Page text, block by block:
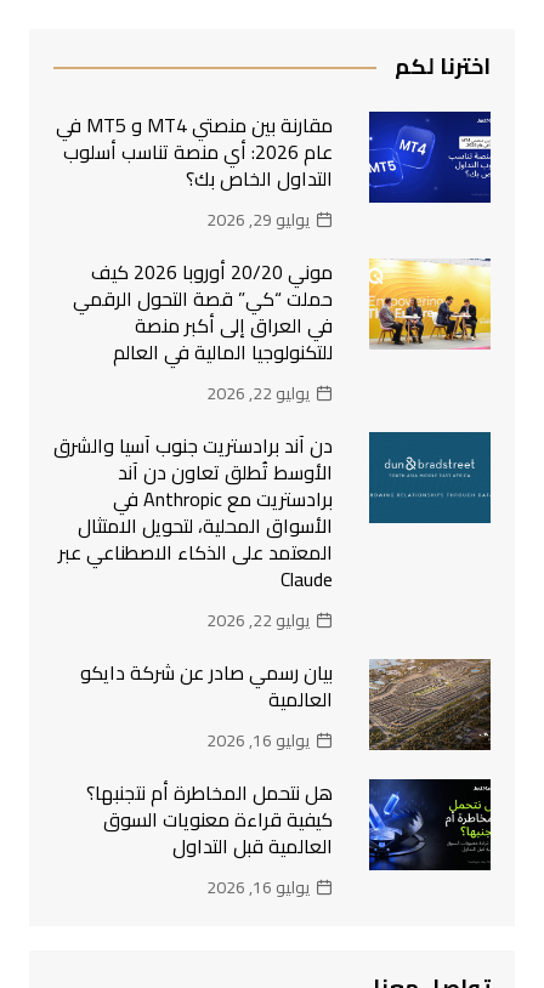
اخترنا لكم
مقارنة بين منصتي MT4 و MT5 في
عام 2026: أي منصة تناسب أسلوب
التداول الخاص بك؟
يوليو 29, 2026
موني 20/20 أوروبا 2026 كيف
حملت “كي” قصة التحول الرقمي
في العراق إلى أكبر منصة
للتكنولوجيا المالية في العالم
يوليو 22, 2026
دن آند برادستريت جنوب آسيا والشرق
الأوسط تُطلق تعاون دن آند
برادستريت مع Anthropic في
الأسواق المحلية، لتحويل الامتثال
المعتمد على الذكاء الاصطناعي عبر
Claude
يوليو 22, 2026
بيان رسمي صادر عن شركة دايكو
العالمية
يوليو 16, 2026
هل نتحمل المخاطرة أم نتجنبها؟
كيفية قراءة معنويات السوق
العالمية قبل التداول
يوليو 16, 2026